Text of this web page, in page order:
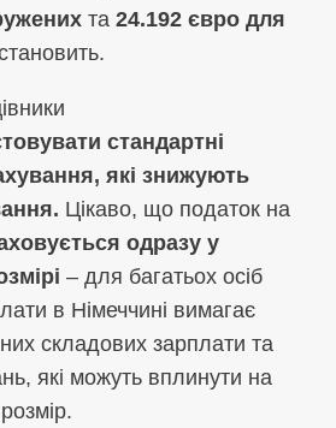
та 24.192 євро для
стандартні
які знижують
Цікаво, що податок на
одразу у
– для багатьох осіб
в Німеччині вимагає
складових зарплати та
які можуть вплинути на